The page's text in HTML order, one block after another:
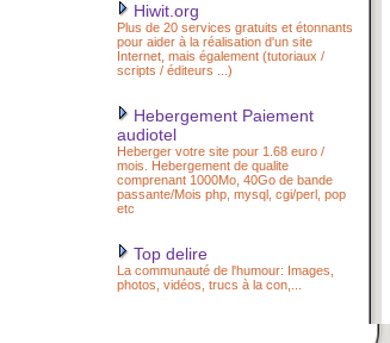
Hiwit.org
Plus de 20 services gratuits et étonnants
pour aider à la réalisation d'un site
Internet, mais également (tutoriaux /
scripts / éditeurs ...)
Hebergement Paiement
audiotel
Heberger votre site pour 1.68 euro /
mois. Hebergement de qualite
comprenant 1000Mo, 40Go de bande
passante/Mois php, mysql, cgi/perl, pop
etc
Top delire
La communauté de l'humour: Images,
photos, vidéos, trucs à la con,...